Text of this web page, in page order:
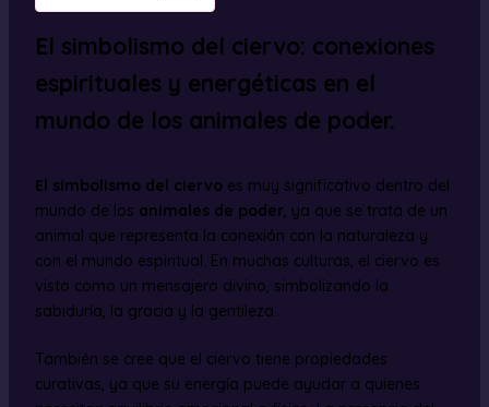
El simbolismo del ciervo: conexiones
espirituales y energéticas en el
mundo de los animales de poder.
El simbolismo del ciervoes muy significativo dentro del
mundo de los animales de poder, ya que se trata de un
animal que representa la conexión con la naturaleza y
con el mundo espiritual. En muchas culturas, el ciervo es
visto como un mensajero divino, simbolizando la
sabiduría, la gracia y la gentileza.
También se cree que el ciervo tiene propiedades
curativas, ya que su energía puede ayudar a quienes